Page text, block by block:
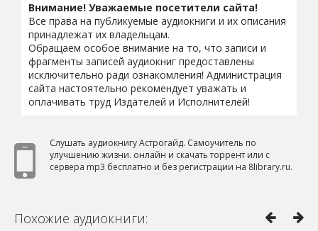
Внимание! Уважаемые посетители сайта!
Все права на публикуемые аудиокниги и их описания
принадлежат их владельцам.
Обращаем особое внимание на то, что записи и
фрагменты записей аудиокниг предоставлены
исключительно ради ознакомления! Администрация
сайта настоятельно рекомендует уважать и
оплачивать труд Издателей и Исполнителей!
Слушать аудиокнигу Астрогайд. Самоучитель по
улучшению жизни. онлайн и скачать торрент или с
сервера mp3 бесплатно и без регистрации на 8library.ru.
Похожие аудиокниги: